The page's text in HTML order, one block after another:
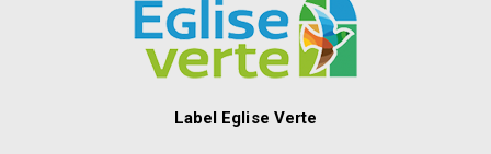
Label Eglise Verte